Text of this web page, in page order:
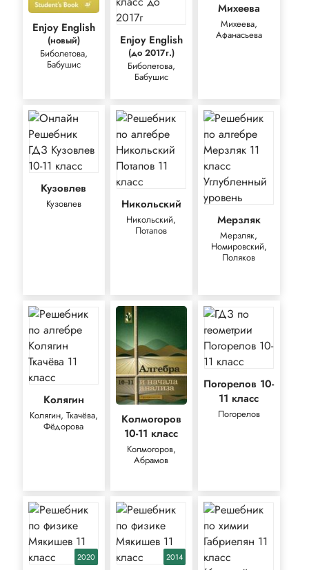
Enjoy English
(новый)
Биболетова,
Бабушис
Enjoy English
(до 2017г.)
Биболетова,
Бабушис
Михеева
Михеева,
Афанасьева
Кузовлев
Кузовлев Никольский
Никольский,
Потапов
Мерзляк
Мерзляк,
Номировский,
Поляков
Колягин
Колягин, Ткачёва,
Фёдорова
Колмогоров
10-11 класс
Колмогоров,
Абрамов
Погорелов 10-
11 класс
Погорелов
2020 2014